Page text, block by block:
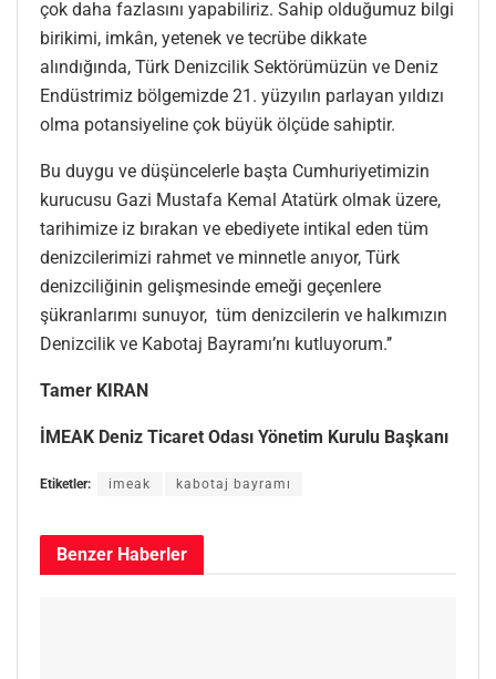
çok daha fazlasını yapabiliriz. Sahip olduğumuz bilgi
birikimi, imkân, yetenek ve tecrübe dikkate
alındığında, Türk Denizcilik Sektörümüzün ve Deniz
Endüstrimiz bölgemizde 21. yüzyılın parlayan yıldızı
olma potansiyeline çok büyük ölçüde sahiptir.
Bu duygu ve düşüncelerle başta Cumhuriyetimizin
kurucusu Gazi Mustafa Kemal Atatürk olmak üzere,
tarihimize iz bırakan ve ebediyete intikal eden tüm
denizcilerimizi rahmet ve minnetle anıyor, Türk
denizciliğinin gelişmesinde emeği geçenlere
şükranlarımı sunuyor, tüm denizcilerin ve halkımızın
Denizcilik ve Kabotaj Bayramı’nı kutluyorum.’’
Tamer KIRAN
İMEAK Deniz Ticaret Odası Yönetim Kurulu Başkanı
Etiketler: imeak kabotaj bayramı
Benzer Haberler